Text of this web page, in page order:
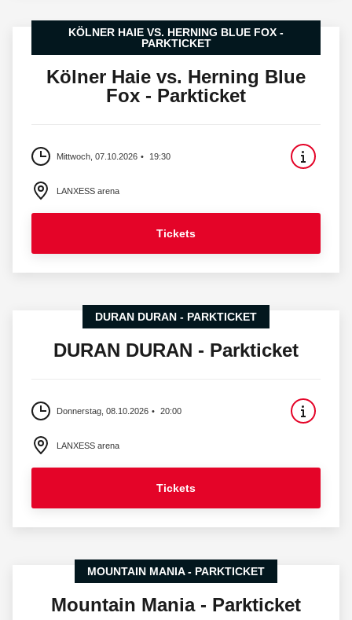
KÖLNER HAIE VS. HERNING BLUE FOX -
PARKTICKET
Kölner Haie vs. Herning Blue
Fox - Parkticket
Mittwoch, 07.10.2026 19:30
LANXESS arena
Tickets
DURAN DURAN - PARKTICKET
DURAN DURAN - Parkticket
Donnerstag, 08.10.2026 20:00
LANXESS arena
Tickets
MOUNTAIN MANIA - PARKTICKET
Mountain Mania - Parkticket